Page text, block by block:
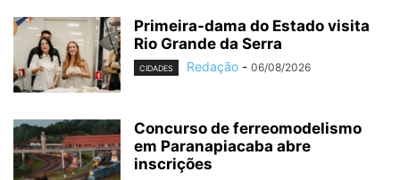
Primeira-dama do Estado visita
Rio Grande da Serra
CIDADES Redação - 06/08/2026
Concurso de ferreomodelismo
em Paranapiacaba abre
inscrições